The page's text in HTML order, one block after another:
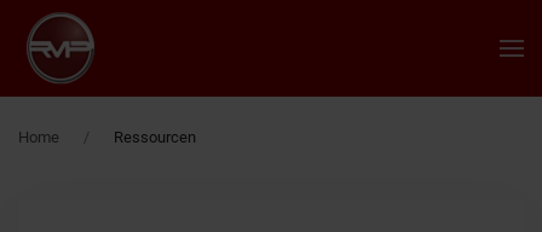
Zum Hauptinhalt springen
Home Ressourcen